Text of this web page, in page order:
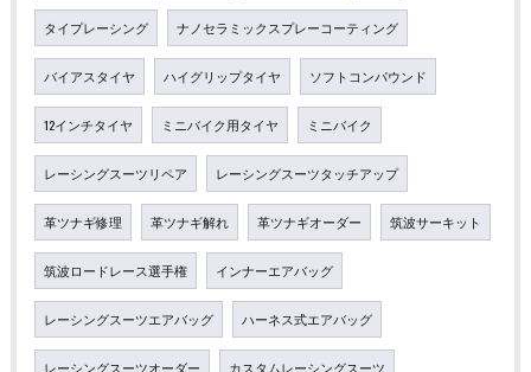
タイプレーシング ナノセラミックスプレーコーティング
バイアスタイヤ ハイグリップタイヤ ソフトコンパウンド
12インチタイヤ ミニバイク用タイヤ ミニバイク
レーシングスーツリペア レーシングスーツタッチアップ
革ツナギ修理 革ツナギ解れ 革ツナギオーダー 筑波サーキット
筑波ロードレース選手権 インナーエアバッグ
レーシングスーツエアバッグ ハーネス式エアバッグ
レーシングスーツオーダー カスタムレーシングスーツ